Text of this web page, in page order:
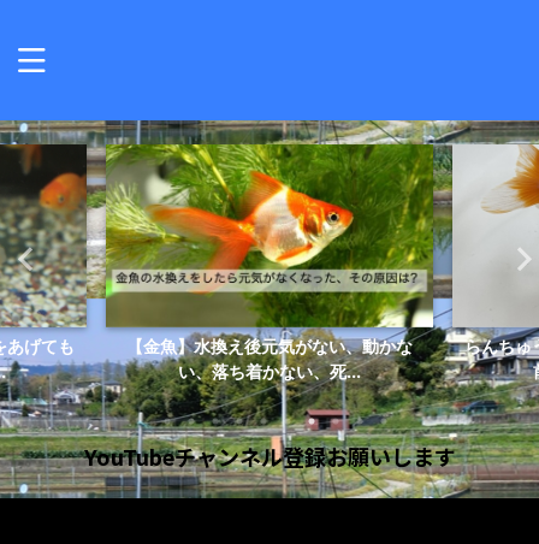
あげても
【金魚】水換え後元気がない、動かな
い、落ち着かない、死...
らんちゅ
YouTubeチャンネル登録お願いします